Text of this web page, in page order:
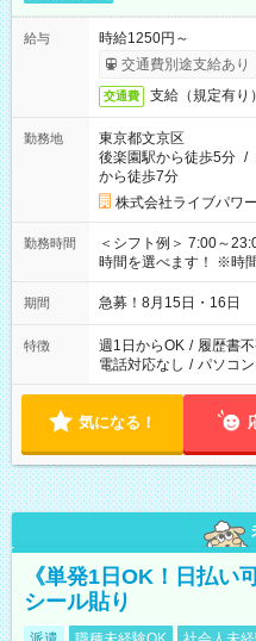
給与
時給1250円～
交通費別途支給あり
交通費 支給（規定有り）
勤務地
東京都文京区
後楽園駅から徒歩5分 /
から徒歩7分
株式会社ライブパワー
勤務時間
＜シフト例＞ 7:00～23:00 13:30～
時間を選べます！ ※時
期間 急募！8月15日・16日
特徴 週1日からOK / 履歴書
電話対応なし / パソコ
気になる！
《単発1日OK！日払い
シール貼り